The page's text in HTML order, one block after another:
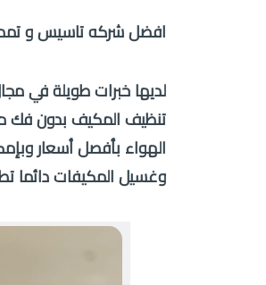
افضل شركه تاسيس و
لديها خبرات طويلة في
تنظيف المكيف بدون فك
الهواء بأفصل أسعار
وغسيل المكيفات دائما